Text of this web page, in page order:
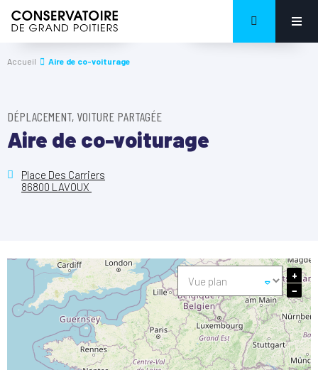
Accueil Aire de co-voiturage
DÉPLACEMENT, VOITURE PARTAGÉE
Aire de co-voiturage
Place Des Carriers
86800 LAVOUX
+
−